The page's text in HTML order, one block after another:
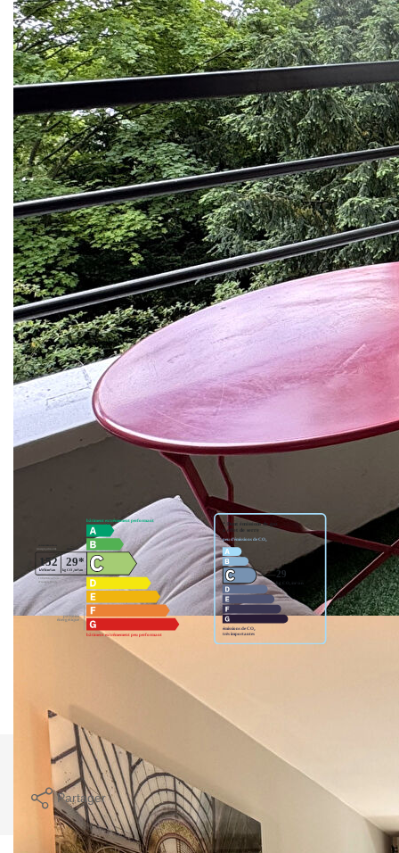
Réf : 10382
SAINT GERMAIN EN LAYE - 15' RER, proche Lycée
Jeanne d'Albret et collèges.
Dans Résidence de Standing de 2007 avec ASCENSEUR,
très bel Appartement de 68.58m² avec TERRASSE Sud
sans vis à vis & vue sur Parc : Entrée avec placards,
Séjour parqueté sur TERRASSE Sud, Cuisine équipée,
Buanderie, 2 Chambres parquetées sur BALCON-
TERRASSE, Salle de Bains, Cave, PARKING sous-sol.
Grand Parc accessible. Calme. Un deuxième parking sous
sol est en supplément du prix.
AGENCE ROYALE - Ivan KROULEFF 06 87 85 76 12, à
vos côtés pour tous vos projets immobiliers.
** €488 000 honoraires inclus| €468 000 hors honoraires |Honoraires : 4.27%
TTC à la charge de l'acquéreur
Nos honoraires Nous contacter
Diagnostics énergétiques
Montant estimé des dépenses annuelles d'énergie pour un
usage standard entre 1060€ et 1480€. indexées aux années
2021,2022 et 2023 (abonnement compris).
Partager